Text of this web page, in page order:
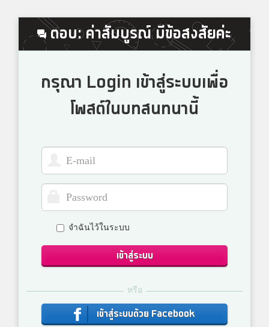
ตอบ: ค่าสัมบูรณ์ มีข้อสงสัยค่ะ
กรุณา Login เข้าสู่ระบบเพื่อ
โพสต์ในบทสนทนานี้
จำฉันไว้ในระบบ
เข้าสู่ระบบ
หรือ
เข้าสู่ระบบด้วย Facebook